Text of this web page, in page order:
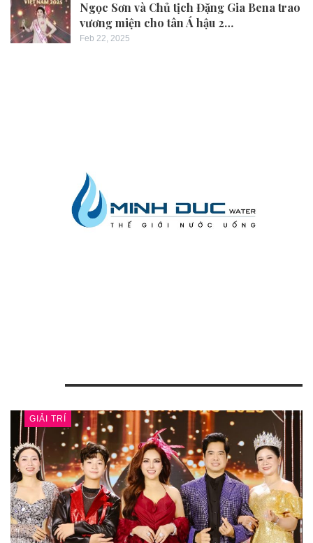
Ngọc Sơn và Chủ tịch Đặng Gia Bena trao
vương miện cho tân Á hậu 2…
Feb 22, 2025
GIẢI TRÍ